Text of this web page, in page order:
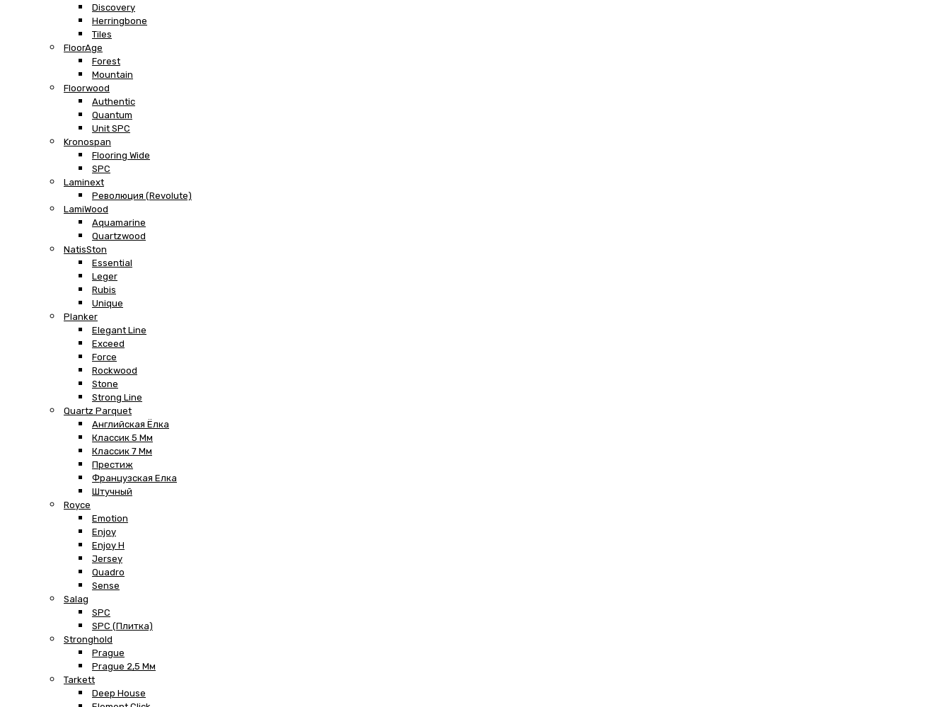
Discovery
Herringbone
Tiles
FloorAge
Forest
Mountain
Floorwood
Authentic
Quantum
Unit SPC
Kronospan
Flooring Wide
SPC
Laminext
Революция (Revolute)
LamiWood
Aquamarine
Quartzwood
NatisSton
Essential
Leger
Rubis
Unique
Planker
Elegant Line
Exceed
Force
Rockwood
Stone
Strong Line
Quartz Parquet
Английская Ёлка
Классик 5 Мм
Классик 7 Мм
Престиж
Французская Елка
Штучный
Royce
Emotion
Enjoy
Enjoy H
Jersey
Quadro
Sense
Salag
SPC
SPC (плитка)
Stronghold
Prague
Prague 2,5 Мм
Tarkett
Deep House